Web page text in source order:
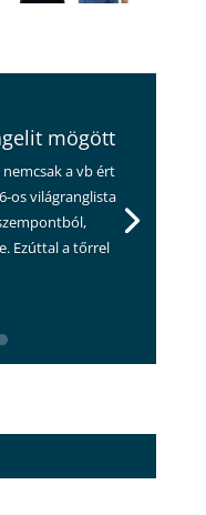
mögött
a vb ért
os világranglista
Ezúttal a tőrrel